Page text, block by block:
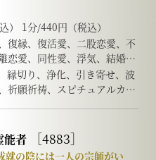
） 1分/440円（税込）
復縁、復活愛、二股恋愛、不
恋愛、同性愛、浮気、結婚、
庭/家族問題、親子、教育、
職、経営、進路、人間関係、
縁切り、浄化、引き寄せ、波
祈願祈祷、スピチュアルカウ
能者 ［4883］
就の陰には一人の宗師がい